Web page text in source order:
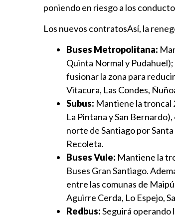
poniendo en riesgo a los
Los nuevos contratosAsí, la
Buses Metropolitana:
Quinta Normal y
fusionar la zona para
Vitacura, Las Condes,
Subus: Mantiene la troncal
La Pintana y San
norte de Santiago por
Recoleta.
Buses Vule: Mantiene la
Buses Gran Santiago.
entre las comunas de
Aguirre Cerda, Lo Espejo,
Redbus:Seguirá operando